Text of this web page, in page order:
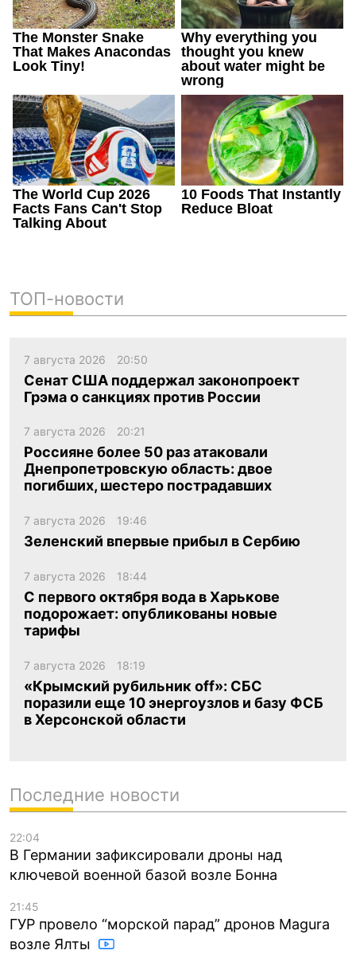
ТОП-новости
7 августа 2026 20:50
Сенат США поддержал законопроект
Грэма о санкциях против России
7 августа 2026 20:21
Россияне более 50 раз атаковали
Днепропетровскую область: двое
погибших, шестеро пострадавших
7 августа 2026 19:46
Зеленский впервые прибыл в Сербию
7 августа 2026 18:44
С первого октября вода в Харькове
подорожает: опубликованы новые
тарифы
7 августа 2026 18:19
«Крымский рубильник off»: СБС
поразили еще 10 энергоузлов и базу ФСБ
в Херсонской области
Последние новости
22:04
В Германии зафиксировали дроны над
ключевой военной базой возле Бонна
21:45
ГУР провело “морской парад” дронов Magura
возле Ялты